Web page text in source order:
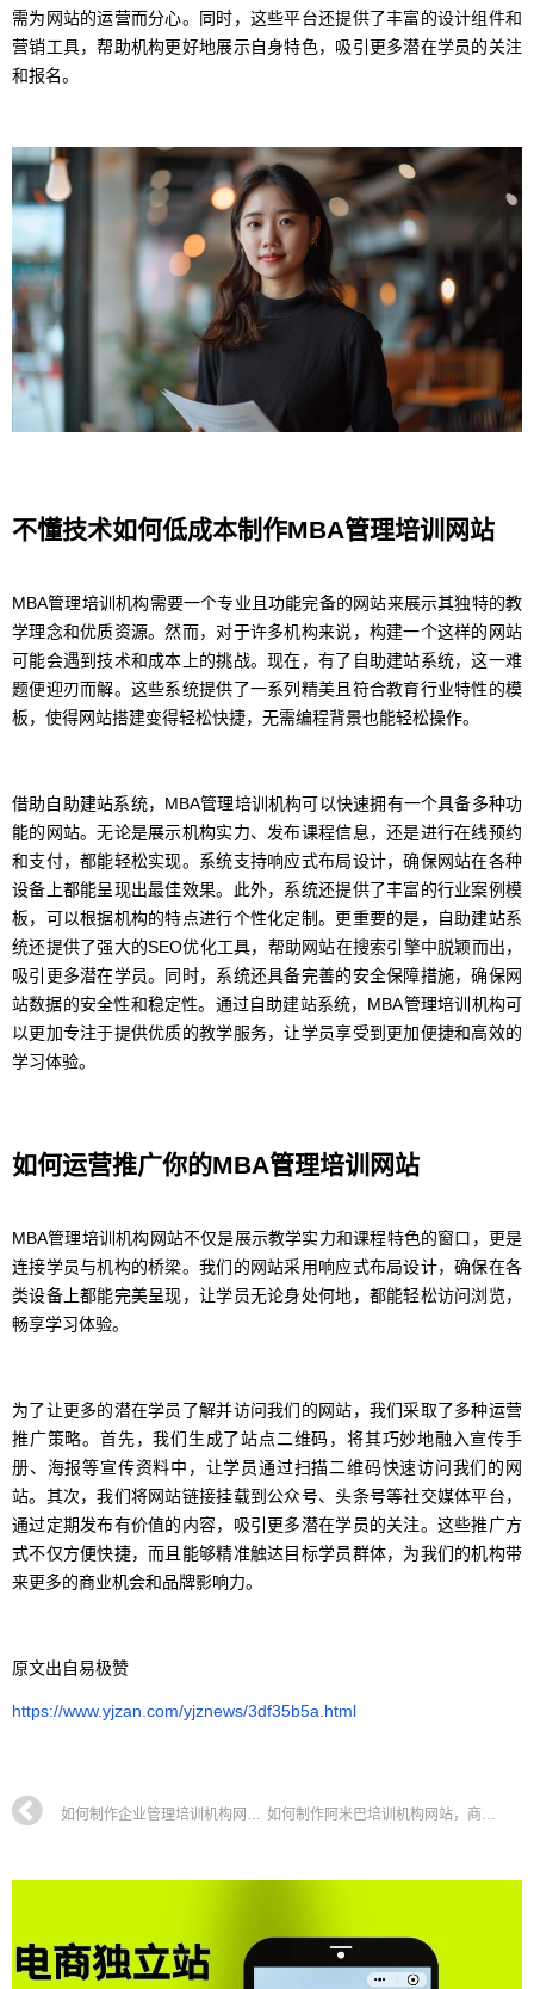
需为网站的运营而分心。同时，这些平台还提供了丰富的设计组件和
营销工具，帮助机构更好地展示自身特色，吸引更多潜在学员的关注
和报名。
不懂技术如何低成本制作MBA管理培训网站
MBA管理培训机构需要一个专业且功能完备的网站来展示其独特的教
学理念和优质资源。然而，对于许多机构来说，构建一个这样的网站
可能会遇到技术和成本上的挑战。现在，有了自助建站系统，这一难
题便迎刃而解。这些系统提供了一系列精美且符合教育行业特性的模
板，使得网站搭建变得轻松快捷，无需编程背景也能轻松操作。
借助自助建站系统，MBA管理培训机构可以快速拥有一个具备多种功
能的网站。无论是展示机构实力、发布课程信息，还是进行在线预约
和支付，都能轻松实现。系统支持响应式布局设计，确保网站在各种
设备上都能呈现出最佳效果。此外，系统还提供了丰富的行业案例模
板，可以根据机构的特点进行个性化定制。更重要的是，自助建站系
统还提供了强大的SEO优化工具，帮助网站在搜索引擎中脱颖而出，
吸引更多潜在学员。同时，系统还具备完善的安全保障措施，确保网
站数据的安全性和稳定性。通过自助建站系统，MBA管理培训机构可
以更加专注于提供优质的教学服务，让学员享受到更加便捷和高效的
学习体验。
如何运营推广你的MBA管理培训网站
MBA管理培训机构网站不仅是展示教学实力和课程特色的窗口，更是
连接学员与机构的桥梁。我们的网站采用响应式布局设计，确保在各
类设备上都能完美呈现，让学员无论身处何地，都能轻松访问浏览，
畅享学习体验。
为了让更多的潜在学员了解并访问我们的网站，我们采取了多种运营
推广策略。首先，我们生成了站点二维码，将其巧妙地融入宣传手
册、海报等宣传资料中，让学员通过扫描二维码快速访问我们的网
站。其次，我们将网站链接挂载到公众号、头条号等社交媒体平台，
通过定期发布有价值的内容，吸引更多潜在学员的关注。这些推广方
式不仅方便快捷，而且能够精准触达目标学员群体，为我们的机构带
来更多的商业机会和品牌影响力。
原文出自易极赞
https://www.yjzan.com/yjznews/3df35b5a.html
如何制作企业管理培训机构网站，企业高管培训网站搭建全攻略教程 如何制作阿米巴培训机构网站，商务谈判培训网站搭建全攻略教程